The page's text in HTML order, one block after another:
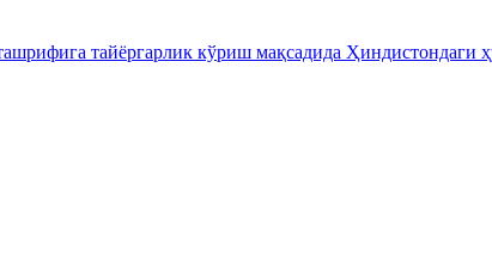
тайёргарлик кўриш мақсадида Ҳиндистондаги